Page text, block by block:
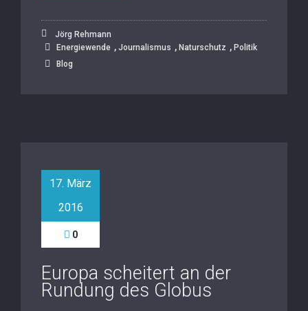
Jörg Rehmann
Energiewende , Journalismus , Naturschutz , Politik
Blog
17. März
2016
0
Europa scheitert an der
Rundung des Globus